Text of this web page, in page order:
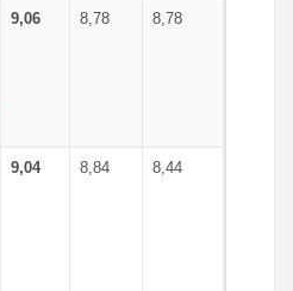
9,06 8,78 8,78
9,04 8,84 8,44